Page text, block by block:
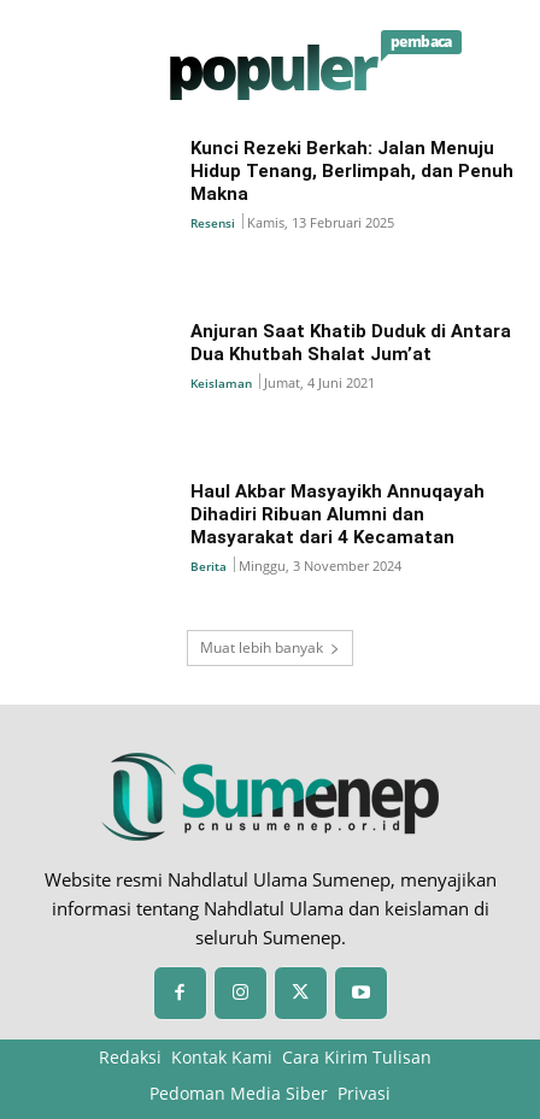
populer pembaca
Kunci Rezeki Berkah: Jalan Menuju
Hidup Tenang, Berlimpah, dan Penuh
Makna
Resensi Kamis, 13 Februari 2025
Anjuran Saat Khatib Duduk di Antara
Dua Khutbah Shalat Jum’at
Keislaman Jumat, 4 Juni 2021
Haul Akbar Masyayikh Annuqayah
Dihadiri Ribuan Alumni dan
Masyarakat dari 4 Kecamatan
Berita Minggu, 3 November 2024
Muat lebih banyak
Website resmi Nahdlatul Ulama Sumenep, menyajikan
informasi tentang Nahdlatul Ulama dan keislaman di
seluruh Sumenep.
Redaksi Kontak Kami Cara Kirim Tulisan
Pedoman Media Siber Privasi